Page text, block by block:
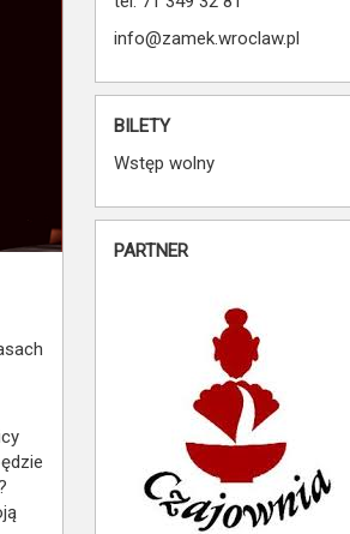
info@zamek.wroclaw.pl
BILETY
Wstęp wolny
PARTNER